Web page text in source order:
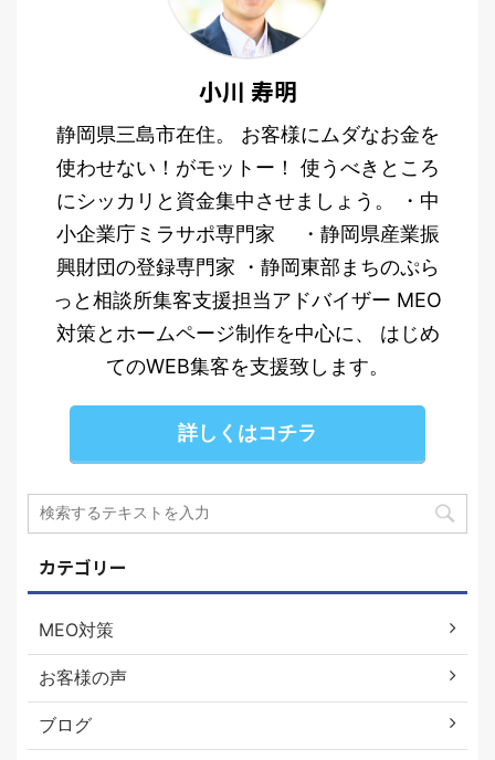
小川 寿明
静岡県三島市在住。 お客様にムダなお金を
使わせない！がモットー！ 使うべきところ
にシッカリと資金集中させましょう。 ・中
小企業庁ミラサポ専門家 ・静岡県産業振
興財団の登録専門家 ・静岡東部まちのぷら
っと相談所集客支援担当アドバイザー MEO
対策とホームページ制作を中心に、 はじめ
てのWEB集客を支援致します。
詳しくはコチラ
カテゴリー
MEO対策
お客様の声
ブログ